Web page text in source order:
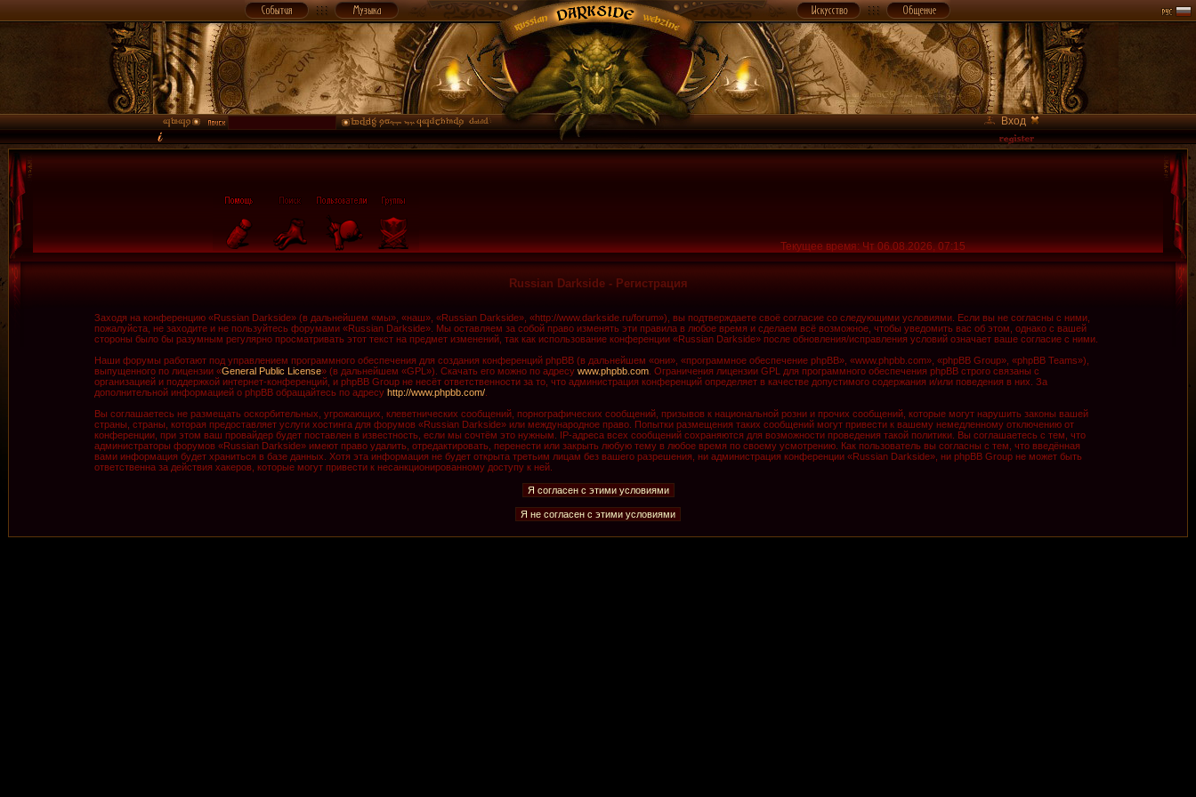
Вход
Текущее время: Чт 06.08.2026, 07:15
Russian Darkside - Регистрация
Заходя на конференцию «Russian Darkside» (в дальнейшем «мы», «наш», «Russian Darkside», «http://www.darkside.ru/forum»), вы подтверждаете своё согласие со следующими условиями. Если вы не согласны с ними,
пожалуйста, не заходите и не пользуйтесь форумами «Russian Darkside». Мы оставляем за собой право изменять эти правила в любое время и сделаем всё возможное, чтобы уведомить вас об этом, однако с вашей
стороны было бы разумным регулярно просматривать этот текст на предмет изменений, так как использование конференции «Russian Darkside» после обновления/исправления условий означает ваше согласие с ними.
Наши форумы работают под управлением программного обеспечения для создания конференций phpBB (в дальнейшем «они», «программное обеспечение phpBB», «www.phpbb.com», «phpBB Group», «phpBB Teams»),
выпущенного по лицензии «General Public License» (в дальнейшем «GPL»). Скачать его можно по адресу www.phpbb.com. Ограничения лицензии GPL для программного обеспечения phpBB строго связаны с
организацией и поддержкой интернет-конференций, и phpBB Group не несёт ответственности за то, что администрация конференций определяет в качестве допустимого содержания и/или поведения в них. За
дополнительной информацией о phpBB обращайтесь по адресу http://www.phpbb.com/.
Вы соглашаетесь не размещать оскорбительных, угрожающих, клеветнических сообщений, порнографических сообщений, призывов к национальной розни и прочих сообщений, которые могут нарушить законы вашей
страны, страны, которая предоставляет услуги хостинга для форумов «Russian Darkside» или международное право. Попытки размещения таких сообщений могут привести к вашему немедленному отключению от
конференции, при этом ваш провайдер будет поставлен в известность, если мы сочтём это нужным. IP-адреса всех сообщений сохраняются для возможности проведения такой политики. Вы соглашаетесь с тем, что
администраторы форумов «Russian Darkside» имеют право удалить, отредактировать, перенести или закрыть любую тему в любое время по своему усмотрению. Как пользователь вы согласны с тем, что введённая
вами информация будет храниться в базе данных. Хотя эта информация не будет открыта третьим лицам без вашего разрешения, ни администрация конференции «Russian Darkside», ни phpBB Group не может быть
ответственна за действия хакеров, которые могут привести к несанкционированному доступу к ней.